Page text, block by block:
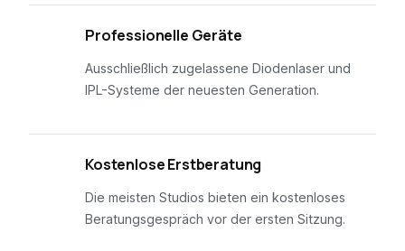
Professionelle Geräte
Ausschließlich zugelassene Diodenlaser und
IPL-Systeme der neuesten Generation.
Kostenlose Erstberatung
Die meisten Studios bieten ein kostenloses
Beratungsgespräch vor der ersten Sitzung.